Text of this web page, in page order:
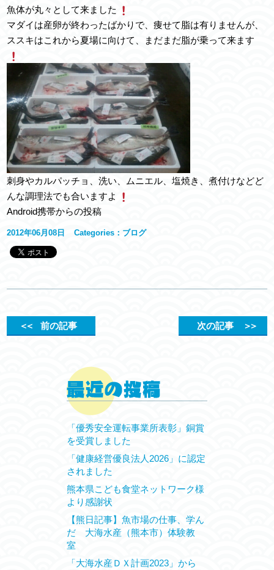
魚体が丸々として来ました
マダイは産卵が終わったばかりで、痩せて脂は有りませんが、
ススキはこれから夏場に向けて、まだまだ脂が乗って来ます
刺身やカルパッチョ、洗い、ムニエル、塩焼き、煮付けなどど
んな調理法でも合いますよ
Android携帯からの投稿
2012年06月08日 Categories： ブログ
＜＜前の記事 次の記事 ＞＞
「優秀安全運転事業所表彰」銅賞
を受賞しました
「健康経営優良法人2026」に認定
されました
熊本県こども食堂ネットワーク様
より感謝状
【熊日記事】魚市場の仕事、学ん
だ 大海水産（熊本市）体験教
室
「大海水産ＤＸ計画2023」から